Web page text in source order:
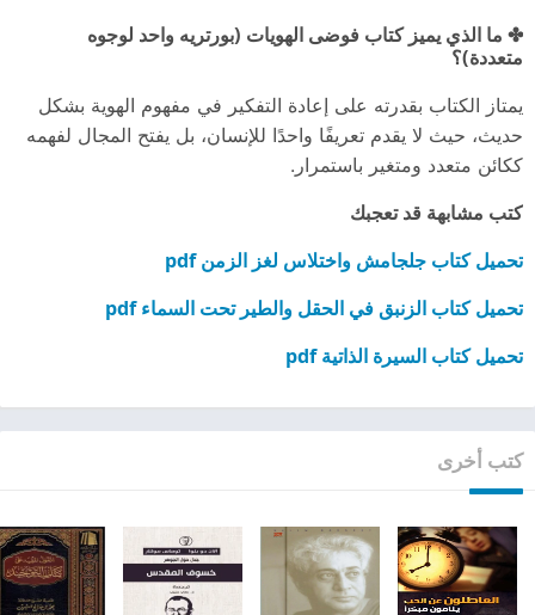
✤ ما الذي يميز كتاب فوضى الهويات (بورتريه واحد لوجوه
متعددة)؟
يمتاز الكتاب بقدرته على إعادة التفكير في مفهوم الهوية بشكل
حديث، حيث لا يقدم تعريفًا واحدًا للإنسان، بل يفتح المجال لفهمه
ككائن متعدد ومتغير باستمرار.
كتب مشابهة قد تعجبك
تحميل كتاب جلجامش واختلاس لغز الزمن pdf
تحميل كتاب الزنبق في الحقل والطير تحت السماء pdf
تحميل كتاب السيرة الذاتية pdf
كتب أخرى